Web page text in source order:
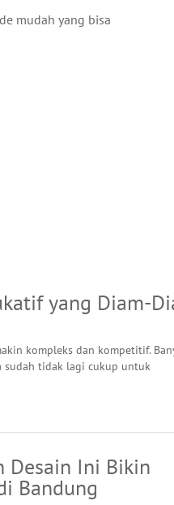
mudah yang bisa
yang Diam-
kompleks dan kompetitif.
sudah tidak lagi cukup untuk
Desain Ini Bikin
Bandung